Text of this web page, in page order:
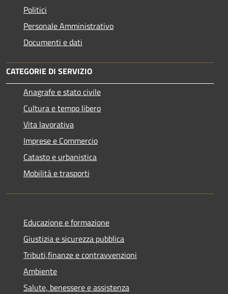
Politici
Personale Amministrativo
Documenti e dati
CATEGORIE DI SERVIZIO
Anagrafe e stato civile
Cultura e tempo libero
Vita lavorativa
Imprese e Commercio
Catasto e urbanistica
Mobilità e trasporti
Educazione e formazione
Giustizia e sicurezza pubblica
Tributi,finanze e contravvenzioni
Ambiente
Salute, benessere e assistenza